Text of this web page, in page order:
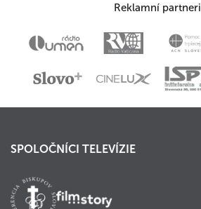
Reklamní partneri
SPOLOČNÍCI TELEVÍZIE